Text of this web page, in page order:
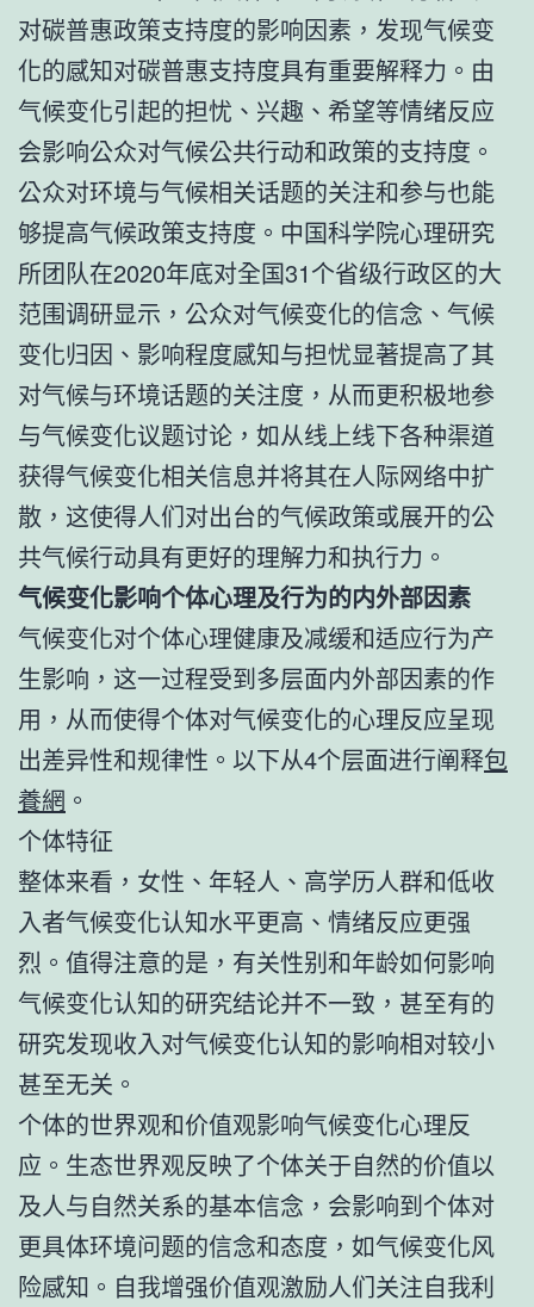
对碳普惠政策支持度的影响因素，发现气候变
化的感知对碳普惠支持度具有重要解释力。由
气候变化引起的担忧、兴趣、希望等情绪反应
会影响公众对气候公共行动和政策的支持度。
公众对环境与气候相关话题的关注和参与也能
够提高气候政策支持度。中国科学院心理研究
所团队在2020年底对全国31个省级行政区的大
范围调研显示，公众对气候变化的信念、气候
变化归因、影响程度感知与担忧显著提高了其
对气候与环境话题的关注度，从而更积极地参
与气候变化议题讨论，如从线上线下各种渠道
获得气候变化相关信息并将其在人际网络中扩
散，这使得人们对出台的气候政策或展开的公
共气候行动具有更好的理解力和执行力。
气候变化影响个体心理及行为的内外部因素
气候变化对个体心理健康及减缓和适应行为产
生影响，这一过程受到多层面内外部因素的作
用，从而使得个体对气候变化的心理反应呈现
出差异性和规律性。以下从4个层面进行阐释包
養網 。
个体特征
整体来看，女性、年轻人、高学历人群和低收
入者气候变化认知水平更高、情绪反应更强
烈。值得注意的是，有关性别和年龄如何影响
气候变化认知的研究结论并不一致，甚至有的
研究发现收入对气候变化认知的影响相对较小
甚至无关。
个体的世界观和价值观影响气候变化心理反
应。生态世界观反映了个体关于自然的价值以
及人与自然关系的基本信念，会影响到个体对
更具体环境问题的信念和态度，如气候变化风
险感知。自我增强价值观激励人们关注自我利